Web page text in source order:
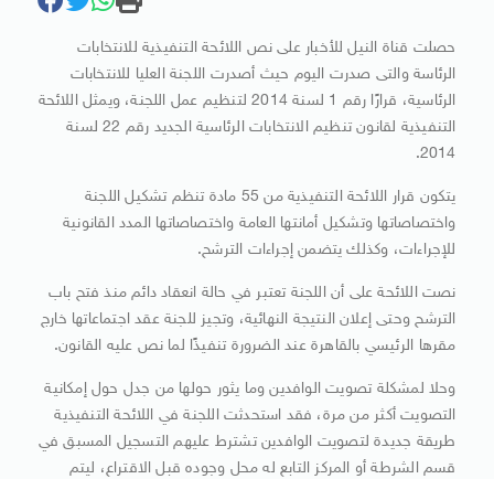
حصلت قناة النيل للأخبار على نص اللائحة التنفيذية للانتخابات
الرئاسة والتى صدرت اليوم حيث أصدرت اللجنة العليا للانتخابات
الرئاسية، قرارًا رقم 1 لسنة 2014 لتنظيم عمل اللجنة، ويمثل اللائحة
التنفيذية لقانون تنظيم الانتخابات الرئاسية الجديد رقم 22 لسنة
2014.
يتكون قرار اللائحة التنفيذية من 55 مادة تنظم تشكيل اللجنة
واختصاصاتها وتشكيل أمانتها العامة واختصاصاتها المدد القانونية
للإجراءات، وكذلك يتضمن إجراءات الترشح.
نصت اللائحة على أن اللجنة تعتبر في حالة انعقاد دائم منذ فتح باب
الترشح وحتى إعلان النتيجة النهائية، وتجيز للجنة عقد اجتماعاتها خارج
مقرها الرئيسي بالقاهرة عند الضرورة تنفيذًا لما نص عليه القانون.
وحلا لمشكلة تصويت الوافدين وما يثور حولها من جدل حول إمكانية
التصويت أكثر من مرة، فقد استحدثت اللجنة في اللائحة التنفيذية
طريقة جديدة لتصويت الوافدين تشترط عليهم التسجيل المسبق في
قسم الشرطة أو المركز التابع له محل وجوده قبل الاقتراع، ليتم